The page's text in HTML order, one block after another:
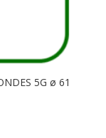
5G ø 61